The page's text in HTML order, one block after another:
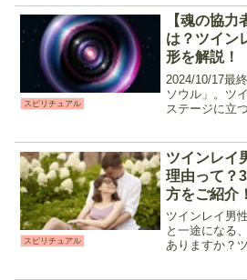
に寄り添った
相手の気持ち
スピリチュアル
【魂の協
は？ツイン
形を解説！
2024/10/17最
ソウル」。ツ
ステージに立
ているようで
魂たち。今回
スピリチュアル
ツインレイ
理由って？
方をご紹介！
ツインレイ男
と一途になる
ありますか？